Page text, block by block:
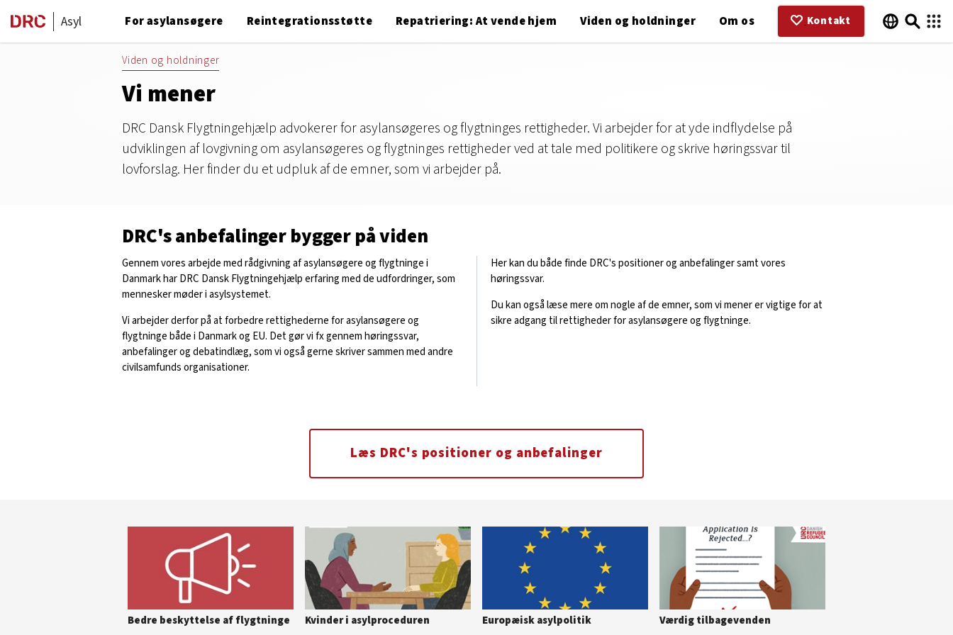
Asyl For asylansøgere Reintegrationsstøtte Repatriering: At vende hjem Viden og holdninger Om os Kontakt
Viden og holdninger
Vi mener
DRC Dansk Flygtningehjælp advokerer for asylansøgeres og flygtninges rettigheder. Vi arbejder for at yde indflydelse på
udviklingen af lovgivning om asylansøgeres og flygtninges rettigheder ved at tale med politikere og skrive høringssvar til
lovforslag. Her finder du et udpluk af de emner, som vi arbejder på.
DRC's anbefalinger bygger på viden
Gennem vores arbejde med rådgivning af asylansøgere og flygtninge i
Danmark har DRC Dansk Flygtningehjælp erfaring med de udfordringer, som
mennesker møder i asylsystemet.
Vi arbejder derfor på at forbedre rettighederne for asylansøgere og
flygtninge både i Danmark og EU. Det gør vi fx gennem høringssvar,
anbefalinger og debatindlæg, som vi også gerne skriver sammen med andre
civilsamfunds organisationer.
Her kan du både finde DRC's positioner og anbefalinger samt vores
høringssvar.
Du kan også læse mere om nogle af de emner, som vi mener er vigtige for at
sikre adgang til rettigheder for asylansøgere og flygtninge.
Læs DRC's positioner og anbefalinger
Bedre beskyttelse af flygtninge Kvinder i asylproceduren Europæisk asylpolitik Værdig tilbagevenden